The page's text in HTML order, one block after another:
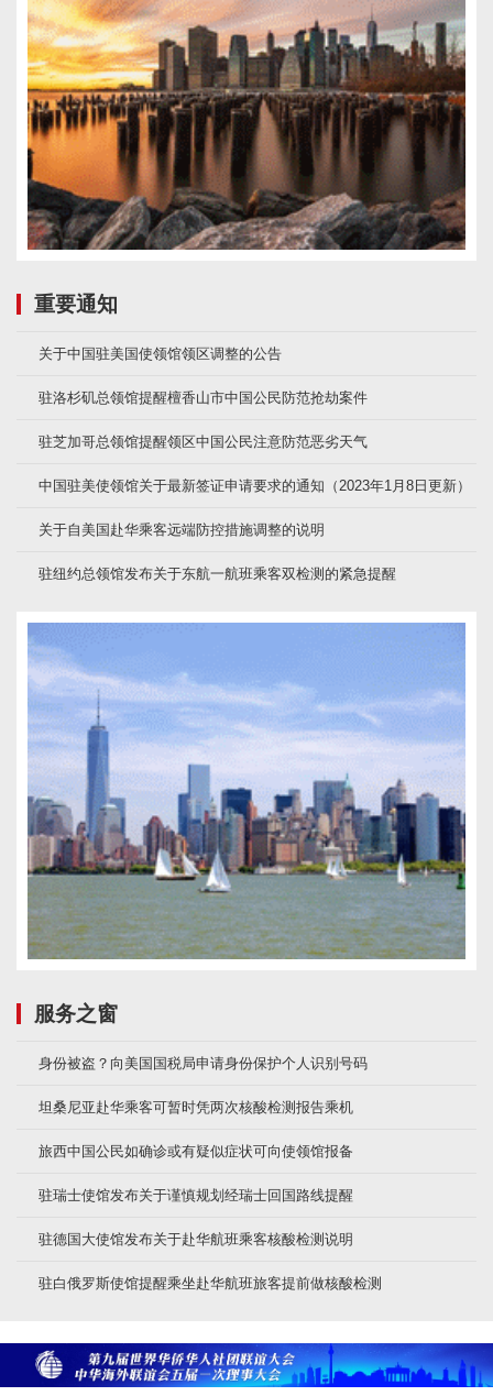
重要通知
关于中国驻美国使领馆领区调整的公告
驻洛杉矶总领馆提醒檀香山市中国公民防范抢劫案件
驻芝加哥总领馆提醒领区中国公民注意防范恶劣天气
中国驻美使领馆关于最新签证申请要求的通知（2023年1月8日更新）
关于自美国赴华乘客远端防控措施调整的说明
驻纽约总领馆发布关于东航一航班乘客双检测的紧急提醒
服务之窗
身份被盗？向美国国税局申请身份保护个人识别号码
坦桑尼亚赴华乘客可暂时凭两次核酸检测报告乘机
旅西中国公民如确诊或有疑似症状可向使领馆报备
驻瑞士使馆发布关于谨慎规划经瑞士回国路线提醒
驻德国大使馆发布关于赴华航班乘客核酸检测说明
驻白俄罗斯使馆提醒乘坐赴华航班旅客提前做核酸检测